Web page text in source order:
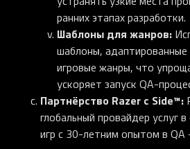
ранних этапах разработки.
Шаблоны для жанров:
шаблоны, адаптированные
игровые жанры, что
ускоряет запуск QA-
Партнёрство Razer с Side™:
глобальный провайдер услуг
игр с 30-летним опытом в